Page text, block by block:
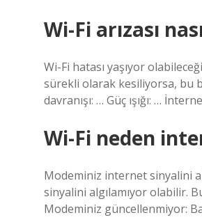
Wi-Fi arızası
Wi-Fi hatası yaşıyor
sürekli olarak kesiliyorsa, bu
davranışı: … Güç ışığı: …
Wi-Fi neden
Modeminiz internet sinyalini
sinyalini algılamıyor olabilir.
Modeminiz güncellenmiyor: